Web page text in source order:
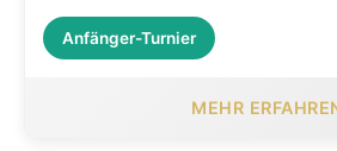
Anfänger-Turnier
MEHR